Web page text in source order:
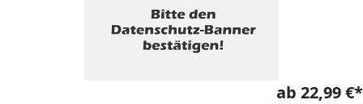
ab 22,99 €*